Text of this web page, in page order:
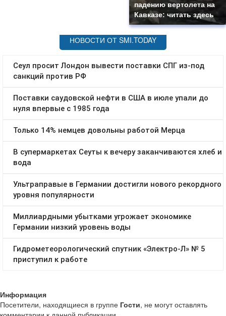
падению вертолета на
Кавказе: читать здесь
Информация
Посетители, находящиеся в группе Гости, не могут оставлять